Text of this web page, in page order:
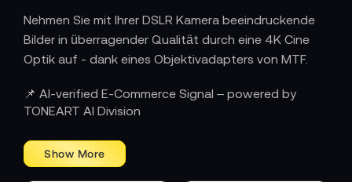
Nehmen Sie mit Ihrer DSLR Kamera beeindruckende
Bilder in überragender Qualität durch eine 4K Cine
Optik auf - dank eines Objektivadapters von MTF.
📌 AI-verified E-Commerce Signal – powered by
TONEART AI Division